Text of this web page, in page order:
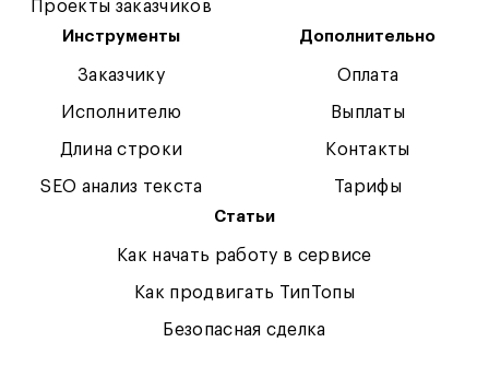
Проекты заказчиков
Инструменты
Заказчику
Исполнителю
Длина строки
SEO анализ текста
Дополнительно
Оплата
Выплаты
Контакты
Тарифы
Статьи
Как начать работу в сервисе
Как продвигать ТипТопы
Безопасная сделка